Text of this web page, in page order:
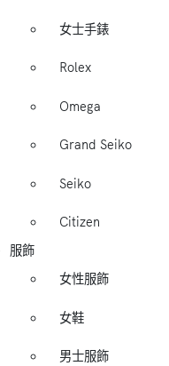
女士手錶
Rolex
Omega
Grand Seiko
Seiko
Citizen
服飾
女性服飾
女鞋
男士服飾